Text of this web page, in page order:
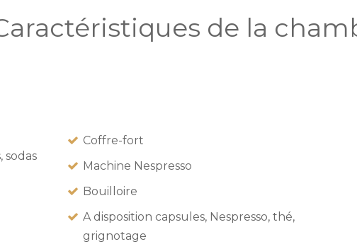
de la
sodas
Coffre-fort
Machine Nespresso
Bouilloire
A disposition capsules, Nespresso, thé,
grignotage